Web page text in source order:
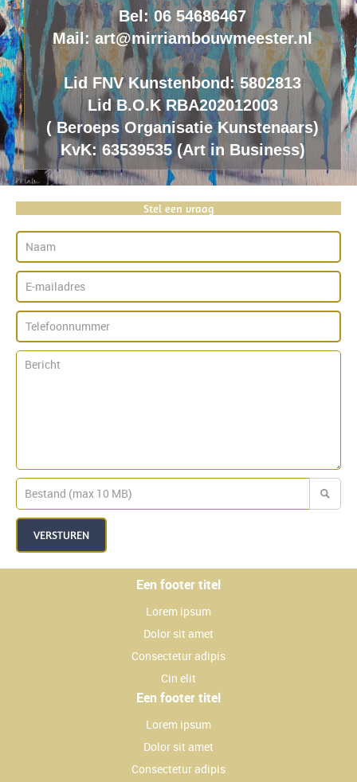
Bel: 06 54686467
Mail: art@mirriambouwmeester.nl
Lid FNV Kunstenbond: 5802813
Lid B.O.K RBA202012003
(BeroepsOrganisatieKunstenaars)
KvK: 63539535 (Art in Business)
Stel een vraag
VERSTUREN
Een footer titel
Lorem ipsum
Dolor sit amet
Consectetur adipis
Cin elit
Een footer titel
Lorem ipsum
Dolor sit amet
Consectetur adipis